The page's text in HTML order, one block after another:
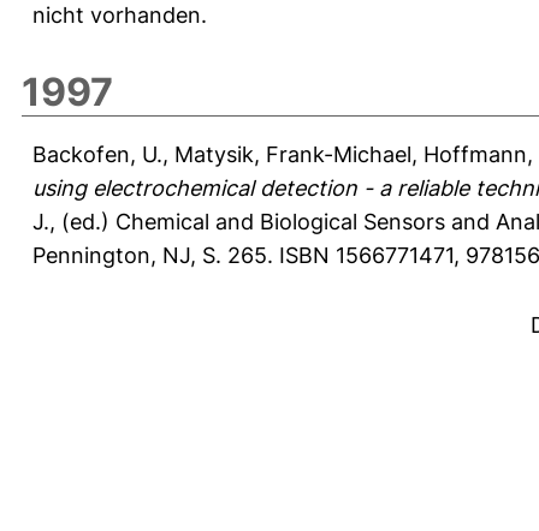
nicht vorhanden.
1997
Backofen, U., Matysik, Frank-Michael, Hoffmann,
using electrochemical detection - a reliable
J., (ed.) Chemical and Biological Sensors and
Pennington, NJ, S. 265. ISBN 1566771471,